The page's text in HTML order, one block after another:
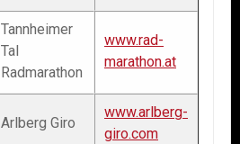
Tannheimer
Tal
Radmarathon
www.rad-
marathon.at
Arlberg Giro
www.arlberg-
giro.com